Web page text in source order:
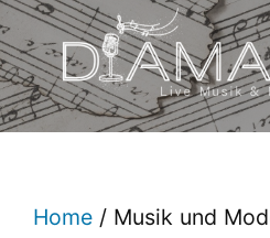
Home / Musik und